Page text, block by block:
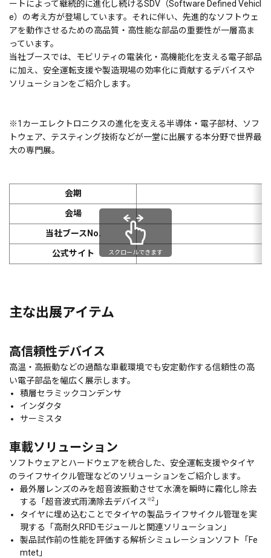
ートによって継続的に進化し続けるSDV（Software Defined Vehicl
e）の考え方が登場しています。それに伴い、先進的なソフトウェ
アを動作させるための高品質・高性能な部品の重要性が一層高ま
っています。
当社ブースでは、モビリティの電装化・高機能化を支える電子部品
に加え、安全運転支援や製造現場の効率化に貢献するデバイスや
ソリューションをご紹介します。
※1 カーエレクトロニクスの進化を支える半導体・電子部材、ソフ
トウェア、テスティング技術などが一堂に出展する本分野で世界最
大の専門展。
会期
会場
当社ブースNo.
公式サイト スクロールできます
主な出展アイテム
高信頼性デバイス
高温・高振動などの過酷な車載環境でも安定動作する信頼性の高
い電子部品を幅広く展示します。
積層セラミックコンデンサ
インダクタ
サーミスタ
車載ソリューション
ソフトウェアとハードウェアを統合した、安全運転支援やタイヤ
のライフサイクル管理などのソリューションをご紹介します。
最外層レンズのみを超音波振動させて水滴を瞬時に霧化し除去
する「超音波式雨滴除去デバイス ※2 」
タイヤに埋め込むことでタイヤの製品ライフサイクル管理を実
現する「高耐久RFIDモジュールと関連ソリューション」
製品試作前の性能を評価する解析シミュレーションソフト「Fe
mtet」